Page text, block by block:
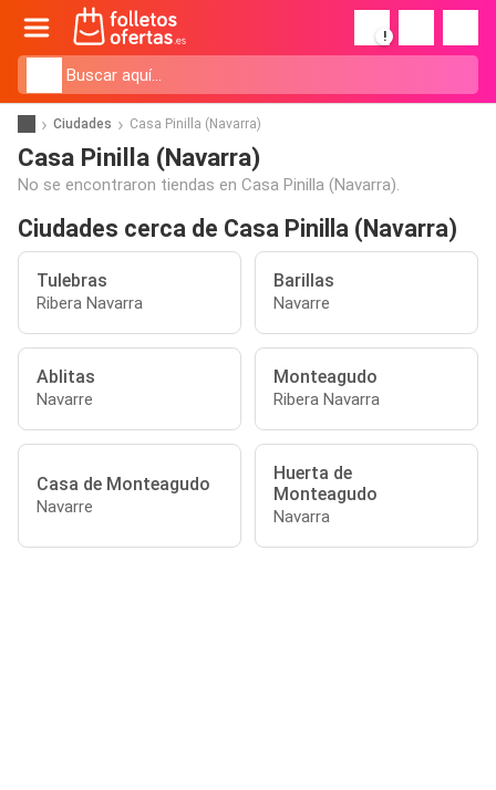
!
Ciudades Casa Pinilla (Navarra)
Casa Pinilla (Navarra)
No se encontraron tiendas en Casa Pinilla (Navarra).
Ciudades cerca de Casa Pinilla (Navarra)
Tulebras
Ribera Navarra
Barillas
Navarre
Ablitas
Navarre
Monteagudo
Ribera Navarra
Casa de Monteagudo
Navarre
Huerta de
Monteagudo
Navarra